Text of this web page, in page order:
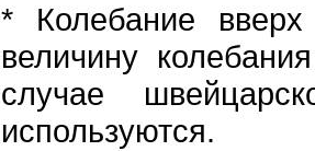
* Колебание
величину
случае
используются.